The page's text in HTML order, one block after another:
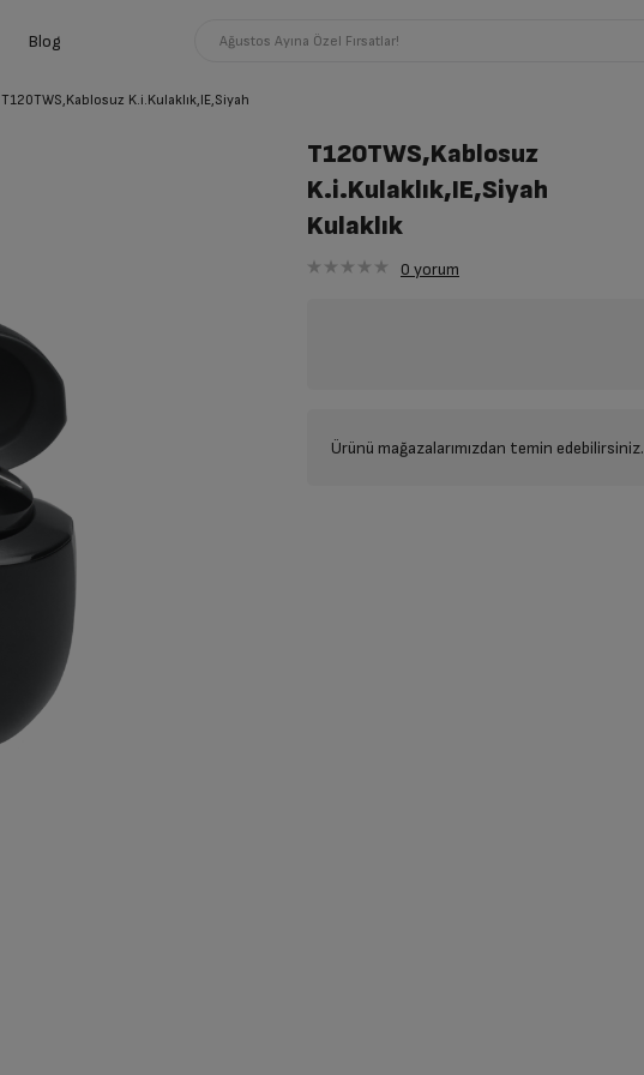
Blog Ağustos Ayına Özel Fırsatlar!
T120TWS,Kablosuz K.i.Kulaklık,IE,Siyah
T120TWS,Kablosuz
K.i.Kulaklık,IE,Siyah
Kulaklık
0 yorum
Ürünü mağazalarımızdan temin edebilirsiniz.